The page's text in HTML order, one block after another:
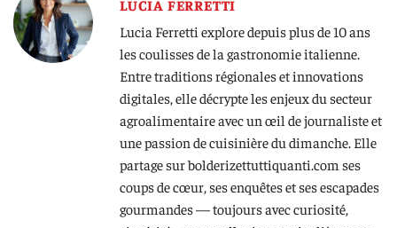
LUCIA FERRETTI
Lucia Ferretti explore depuis plus de 10 ans
les coulisses de la gastronomie italienne.
Entre traditions régionales et innovations
digitales, elle décrypte les enjeux du secteur
agroalimentaire avec un œil de journaliste et
une passion de cuisinière du dimanche. Elle
partage sur bolderizettuttiquanti.com ses
coups de cœur, ses enquêtes et ses escapades
gourmandes — toujours avec curiosité,